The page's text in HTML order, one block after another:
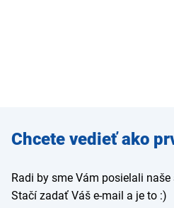
Zadajte
e-mail
Chcete vedieť ako
Radi by sme Vám posielali
Stačí zadať Váš e-mail a je to :)